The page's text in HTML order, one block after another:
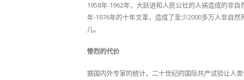
1958年-1962年，大跃进和人民公社的人祸造成的非
年-1976年的十年文革，造成了至少2000多万人非自
儿。
惨烈的代价
据国内外专家的统计，二十世纪的国际共产试验让人